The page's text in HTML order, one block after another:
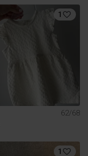
1
62/68
1